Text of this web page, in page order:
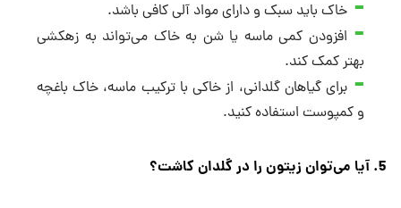
خاک باید سبک و دارای مواد آلی کافی باشد.
افزودن کمی ماسه یا شن به خاک می‌تواند به زهکشی
بهتر کمک کند.
برای گیاهان گلدانی، از خاکی با ترکیب ماسه، خاک باغچه
و کمپوست استفاده کنید.
5. آیا می‌توان زیتون را در گلدان کاشت؟